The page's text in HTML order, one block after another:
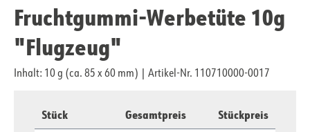
Fruchtgummi-Werbetüte 10g
"Flugzeug"
Inhalt: 10 g (ca. 85 x 60 mm) Artikel-Nr. 110710000-0017
Stück Gesamtpreis Stückpreis